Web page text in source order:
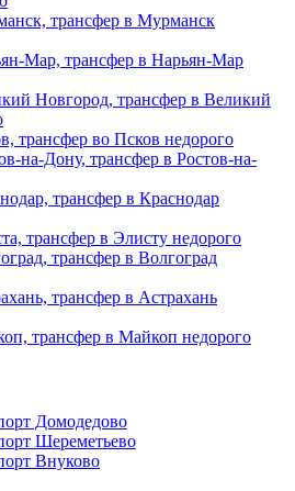
трансфер в Мурманск
Мар, трансфер в Нарьян-Мар
Новгород, трансфер в Великий
трансфер во Псков недорого
на-Дону, трансфер в Ростов-на-
трансфер в Краснодар
трансфер в Элисту недорого
трансфер в Волгоград
трансфер в Астрахань
трансфер в Майкоп недорого
Домодедово
Шереметьево
Внуково